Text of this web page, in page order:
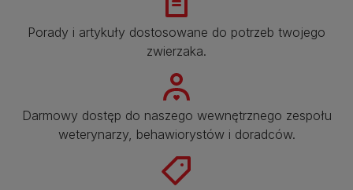
Porady i artykuły dostosowane do potrzeb twojego
zwierzaka.​
Darmowy dostęp do naszego wewnętrznego zespołu
weterynarzy, behawiorystów i doradców.​